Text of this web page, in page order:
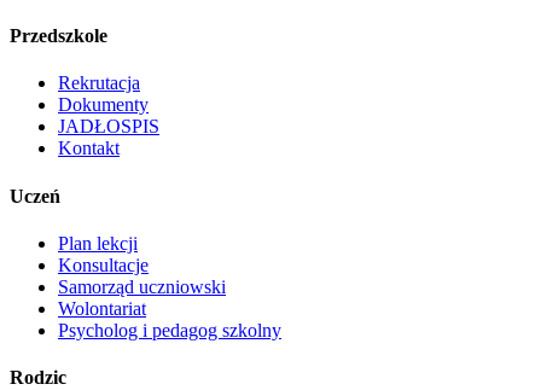
Przedszkole
Rekrutacja
Dokumenty
JADŁOSPIS
Kontakt
Uczeń
Plan lekcji
Konsultacje
Samorząd uczniowski
Wolontariat
Psycholog i pedagog szkolny
Rodzic